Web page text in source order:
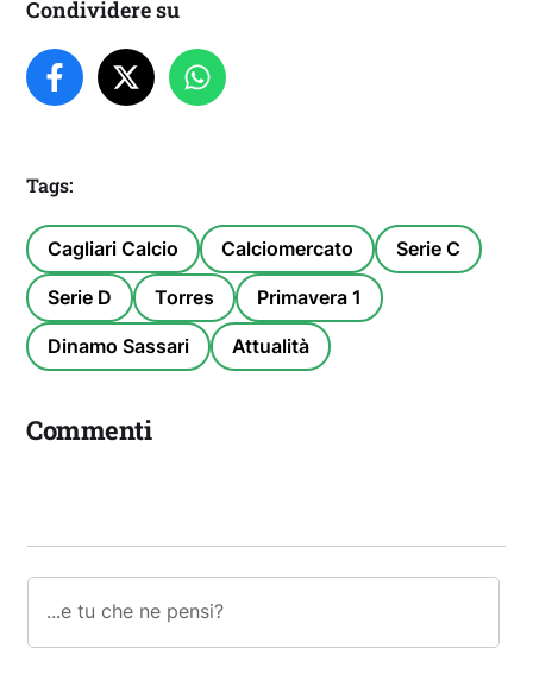
Condividere su
Tags:
Cagliari Calcio Calciomercato Serie C
Serie D Torres Primavera 1
Dinamo Sassari Attualità
Commenti